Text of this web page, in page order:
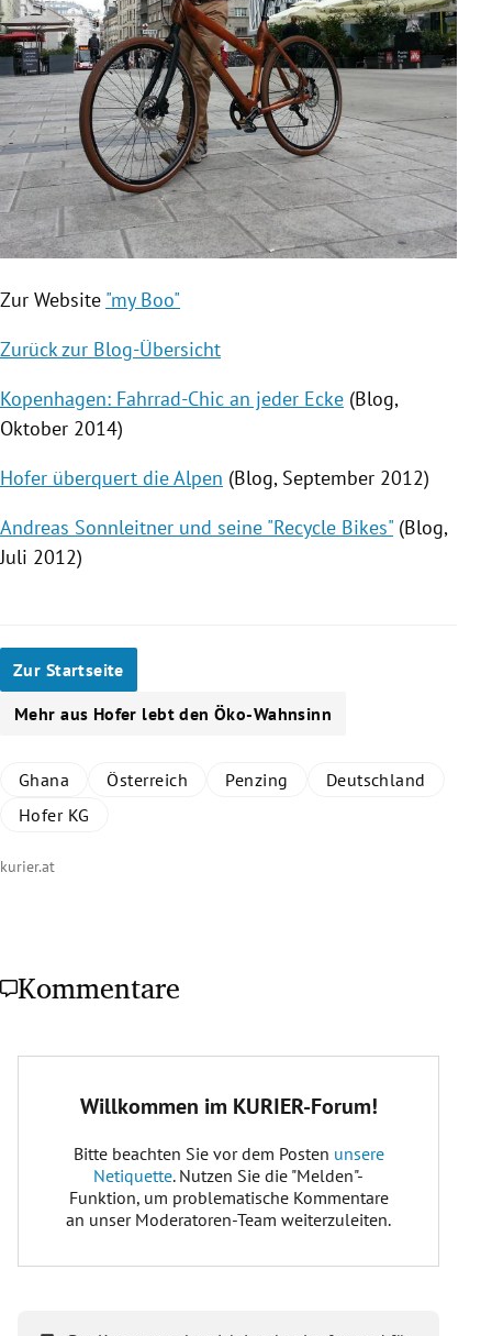
Zur Website "my Boo"
Zurück zur Blog-Übersicht
Kopenhagen: Fahrrad-Chic an jeder Ecke (Blog,
Oktober 2014)
Hofer überquert die Alpen (Blog, September 2012)
Andreas Sonnleitner und seine "Recycle Bikes" (Blog,
Juli 2012)
Zur Startseite
Mehr aus Hofer lebt den Öko-Wahnsinn
Ghana Österreich Penzing
Deutschland
Hofer KG
kurier.at
Kommentare